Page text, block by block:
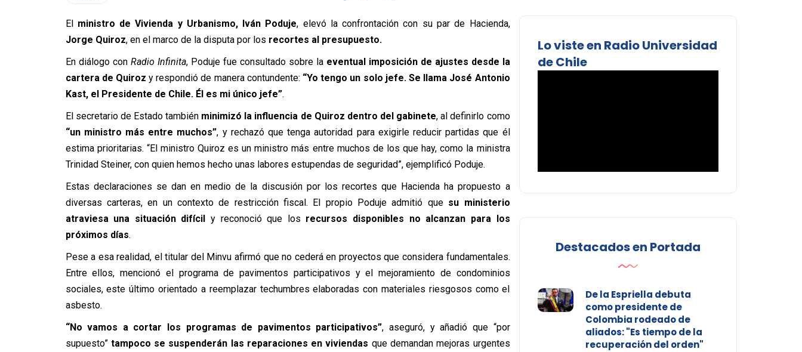
El ministro de Vivienda y Urbanismo, Iván Poduje, elevó la confrontación con su par de Hacienda,
Jorge Quiroz, en el marco de la disputa por los recortes al presupuesto.
En diálogo con Radio Infinita, Poduje fue consultado sobre la eventual imposición de ajustes desde la
cartera de Quiroz y respondió de manera contundente: “Yo tengo un solo jefe. Se llama José Antonio
Kast, el Presidente de Chile. Él es mi único jefe”.
El secretario de Estado también minimizó la influencia de Quiroz dentro del gabinete, al definirlo como
“un ministro más entre muchos”, y rechazó que tenga autoridad para exigirle reducir partidas que él
estima prioritarias. “El ministro Quiroz es un ministro más entre muchos de los que hay, como la ministra
Trinidad Steiner, con quien hemos hecho unas labores estupendas de seguridad”, ejemplificó Poduje.
Estas declaraciones se dan en medio de la discusión por los recortes que Hacienda ha propuesto a
diversas carteras, en un contexto de restricción fiscal. El propio Poduje admitió que su ministerio
atraviesa una situación difícil y reconoció que los recursos disponibles no alcanzan para los
próximos días.
Pese a esa realidad, el titular del Minvu afirmó que no cederá en proyectos que considera fundamentales.
Entre ellos, mencionó el programa de pavimentos participativos y el mejoramiento de condominios
sociales, este último orientado a reemplazar techumbres elaboradas con materiales riesgosos como el
asbesto.
“No vamos a cortar los programas de pavimentos participativos”, aseguró, y añadió que “por
supuesto” tampoco se suspenderán las reparaciones en viviendas que demandan mejoras urgentes
Lo viste en Radio Universidad
de Chile
Destacados en Portada
De la Espriella debuta
como presidente de
Colombia rodeado de
aliados: "Es tiempo de la
recuperación del orden"